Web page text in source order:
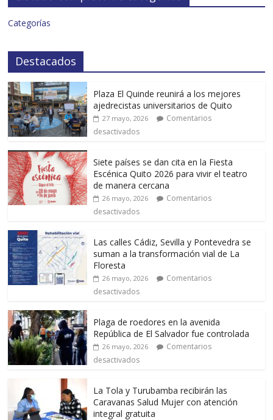
Categorías
Destacados
Plaza El Quinde reunirá a los mejores
ajedrecistas universitarios de Quito
27 mayo, 2026
Comentarios
desactivados
Siete países se dan cita en la Fiesta
Escénica Quito 2026 para vivir el teatro
de manera cercana
26 mayo, 2026
Comentarios
desactivados
Las calles Cádiz, Sevilla y Pontevedra se
suman a la transformación vial de La
Floresta
26 mayo, 2026
Comentarios
desactivados
Plaga de roedores en la avenida
República de El Salvador fue controlada
26 mayo, 2026
Comentarios
desactivados
La Tola y Turubamba recibirán las
Caravanas Salud Mujer con atención
integral gratuita